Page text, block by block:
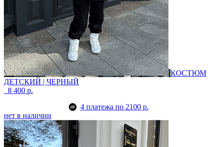
КОСТЮМ
ДЕТСКИЙ | ЧЕРНЫЙ
8 400 р.
4 платежа по 2100 р.
нет в наличии